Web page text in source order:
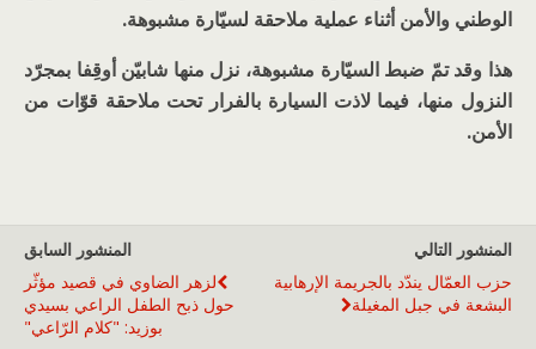
الوطني والأمن أثناء عملية ملاحقة لسيّارة مشبوهة.
هذا وقد تمّ ضبط السيّارة مشبوهة، نزل منها شابيّن أوقِفا بمجرّد
النزول منها، فيما لاذت السيارة بالفرار تحت ملاحقة قوّات من
الأمن.
المنشور السابق
لزهر الضاوي في قصيد مؤثّر
حول ذبح الطفل الراعي بسيدي
بوزيد: "كلام الرّاعي"
المنشور التالي
حزب العمّال يندّد بالجريمة الإرهابية
البشعة في جبل المغيلة